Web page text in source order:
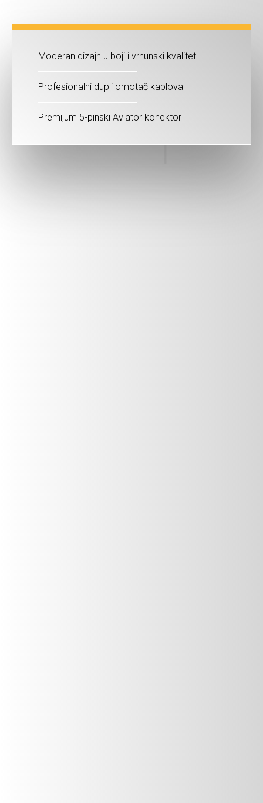
Moderan dizajn u boji i vrhunski kvalitet
Profesionalni dupli omotač kablova
Premijum 5-pinski Aviator konektor